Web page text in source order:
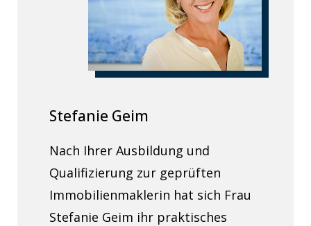
Stefanie Geim
Nach Ihrer Ausbildung und
Qualifizierung zur geprüften
Immobilienmaklerin hat sich Frau
Stefanie Geim ihr praktisches